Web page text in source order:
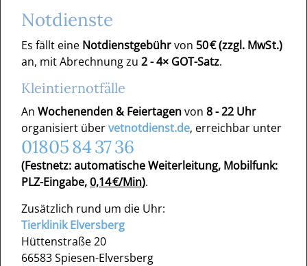
Ultraschall, InHouse Labor,
Inhalationsnarkose etc.)
Breites Behandlungsspektrum für Hunde
und Katzen
Reine Terminsprechstunde
Geregelte Arbeitszeiten
Keine Nacht- und Wochenenddienste
außer die vorgegebenen öffentlichen
Notdienste
Ordentliche Einarbeitungszeit
Individuelle Fort- und
Weiterbildungsmöglichkeiten
Flexible, individuell auf die jeweiligen
Bedürfnisse und Anforderungen
zugeschnittene Vergütungsmodelle
Notdienste
Es fällt eine Notdienstgebührvon 50 € (zzgl. MwSt.)
an, mit Abrechnung zu2 - 4× GOT-Satz.
Kleintiernotfälle
AnWochenenden & Feiertagenvon8 - 22 Uhr
organisiert übervetnotdienst.de, erreichbar unter
01805 84 37 36
(Festnetz: automatische Weiterleitung, Mobilfunk:
PLZ-Eingabe,0,14 €/Min).
Zusätzlich rund um die Uhr:
Tierklinik Elversberg
Hüttenstraße 20
66583 Spiesen-Elversberg